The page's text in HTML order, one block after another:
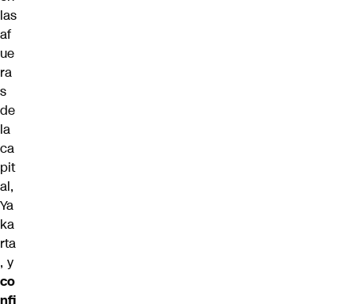
las
af
ue
ra
s
de
la
ca
pit
al,
Ya
ka
rta
, y
co
nfi